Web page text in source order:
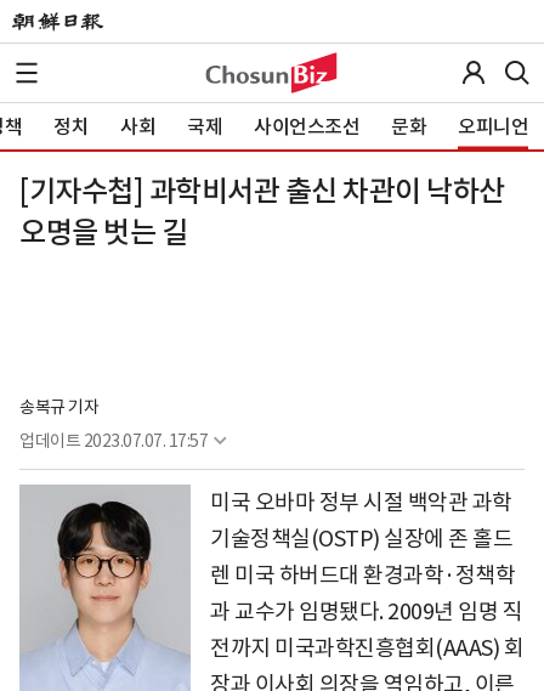
정치 사회 국제 사이언스조선 문화 오피니언
[기자수첩] 과학비서관 출신 차관이 낙하산
오명을 벗는 길
송복규 기자
업데이트 2023.07.07. 17:57
미국 오바마 정부 시절 백악관 과학
기술정책실(OSTP) 실장에 존 홀드
렌 미국 하버드대 환경과학·정책학
과 교수가 임명됐다. 2009년 임명 직
전까지 미국과학진흥협회(AAAS) 회
장과 이사회 의장을 역임하고, 이른